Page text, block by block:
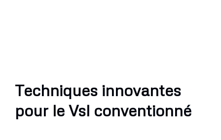
Techniques innovantes
pour le Vsl conventionné